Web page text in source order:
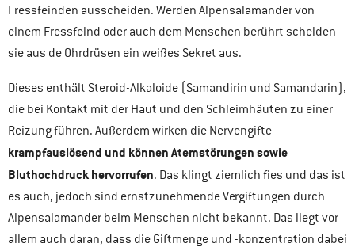
Fressfeinden ausscheiden. Werden Alpensalamander von
einem Fressfeind oder auch dem Menschen berührt scheiden
sie aus de Ohrdrüsen ein weißes Sekret aus.
Dieses enthält Steroid-Alkaloide (Samandirin und Samandarin),
die bei Kontakt mit der Haut und den Schleimhäuten zu einer
Reizung führen. Außerdem wirken die Nervengifte
krampfauslösend und können Atemstörungen sowie
Bluthochdruck hervorrufen. Das klingt ziemlich fies und das ist
es auch, jedoch sind ernstzunehmende Vergiftungen durch
Alpensalamander beim Menschen nicht bekannt. Das liegt vor
allem auch daran, dass die Giftmenge und -konzentration dabei